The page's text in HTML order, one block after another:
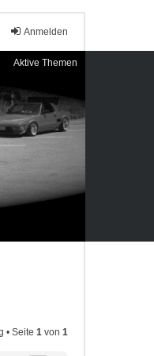
Anmelden
Aktive Themen
• Seite 1 von 1